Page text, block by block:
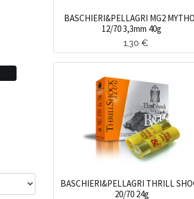
BASCHIERI&PELLAGRI MG2
12/70 3,3mm 40g
1,30 €
BASCHIERI&PELLAGRI THRILL
20/70 24g